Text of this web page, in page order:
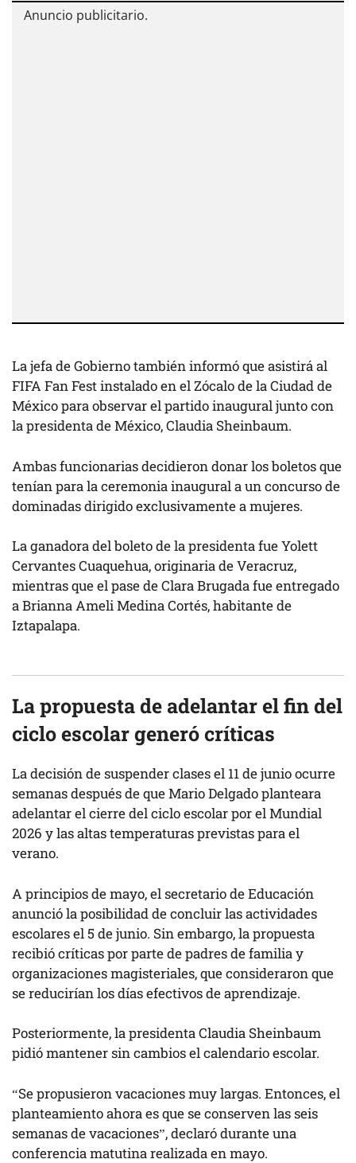
La jefa de Gobierno también informó que asistirá al
FIFA Fan Fest instalado en el Zócalo de la Ciudad de
México para observar el partido inaugural junto con
la presidenta de México, Claudia Sheinbaum.
Ambas funcionarias decidieron donar los boletos que
tenían para la ceremonia inaugural a un concurso de
dominadas dirigido exclusivamente a mujeres.
La ganadora del boleto de la presidenta fue Yolett
Cervantes Cuaquehua, originaria de Veracruz,
mientras que el pase de Clara Brugada fue entregado
a Brianna Ameli Medina Cortés, habitante de
Iztapalapa.
La propuesta de adelantar el fin del
ciclo escolar generó críticas
La decisión de suspender clases el 11 de junio ocurre
semanas después de que Mario Delgado planteara
adelantar el cierre del ciclo escolar por el Mundial
2026 y las altas temperaturas previstas para el
verano.
A principios de mayo, el secretario de Educación
anunció la posibilidad de concluir las actividades
escolares el 5 de junio. Sin embargo, la propuesta
recibió críticas por parte de padres de familia y
organizaciones magisteriales, que consideraron que
se reducirían los días efectivos de aprendizaje.
Posteriormente, la presidenta Claudia Sheinbaum
pidió mantener sin cambios el calendario escolar.
“Se propusieron vacaciones muy largas. Entonces, el
planteamiento ahora es que se conserven las seis
semanas de vacaciones”, declaró durante una
conferencia matutina realizada en mayo.